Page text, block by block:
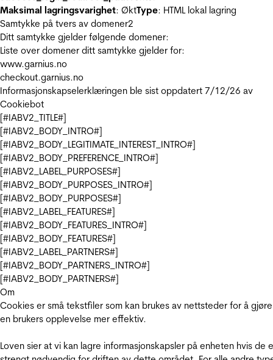
Maksimal lagringsvarighet: ØktType: HTML lokal lagring
Samtykke på tvers av domener2
Ditt samtykke gjelder følgende domener:
Liste over domener ditt samtykke gjelder for:
www.garnius.no
checkout.garnius.no
Informasjonskapselerklæringen ble sist oppdatert 7/12/26 av
Cookiebot
[#IABV2_TITLE#]
[#IABV2_BODY_INTRO#]
[#IABV2_BODY_LEGITIMATE_INTEREST_INTRO#]
[#IABV2_BODY_PREFERENCE_INTRO#]
[#IABV2_LABEL_PURPOSES#]
[#IABV2_BODY_PURPOSES_INTRO#]
[#IABV2_BODY_PURPOSES#]
[#IABV2_LABEL_FEATURES#]
[#IABV2_BODY_FEATURES_INTRO#]
[#IABV2_BODY_FEATURES#]
[#IABV2_LABEL_PARTNERS#]
[#IABV2_BODY_PARTNERS_INTRO#]
[#IABV2_BODY_PARTNERS#]
Om
Cookies er små tekstfiler som kan brukes av nettsteder for å gjøre
en brukers opplevelse mer effektiv.
Loven sier at vi kan lagre informasjonskapsler på enheten hvis de